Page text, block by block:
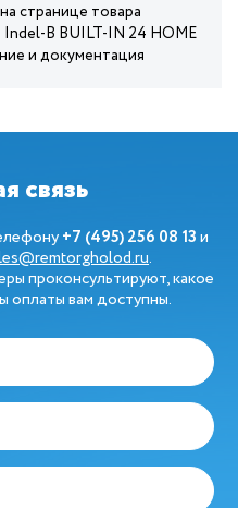
странице товара
B BUILT-IN 24 HOME
и документация
связь
+7 (495) 256 08 13и
.
проконсультируют, какое
оплаты вам доступны.